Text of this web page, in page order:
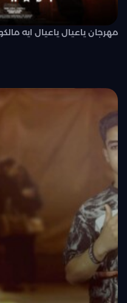
مهرجان ياعيال ياعيال ايه